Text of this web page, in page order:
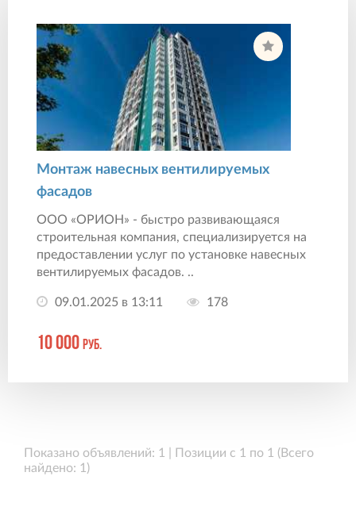
Монтаж навесных вентилируемых
фасадов
ООО «ОРИОН» - быстро развивающаяся
строительная компания, специализируется на
предоставлении услуг по установке навесных
вентилируемых фасадов. ..
09.01.2025 в 13:11 178
10 000 руб.
Показано объявлений: 1 | Позиции с 1 по 1 (Всего
найдено: 1)